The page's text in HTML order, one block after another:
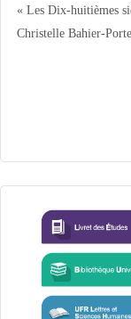
« Les Dix-huitièmes
Christelle Bahier-